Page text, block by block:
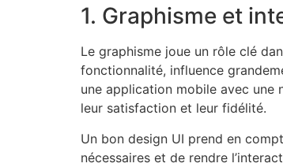
1. Graphisme et
Le graphisme joue un rôle clé
fonctionnalité, influence
une application mobile avec une
leur satisfaction et leur fidélité.
Un bon design UI prend en
nécessaires et de rendre